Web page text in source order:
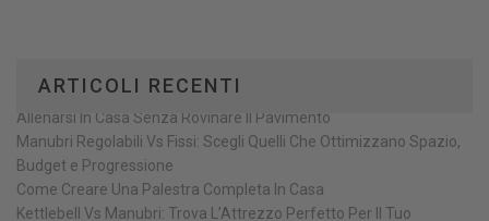
ARTICOLI RECENTI
Allenarsi In Casa Senza Rovinare Il Pavimento
Manubri Regolabili Vs Fissi: Scegli Quelli Che Ottimizzano Spazio,
Budget e Progressione
Come Creare Una Palestra Completa In Casa
Kettlebell Vs Manubri: Trova L’Attrezzo Perfetto Per Il Tuo